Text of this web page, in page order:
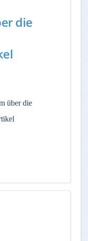
die
über die